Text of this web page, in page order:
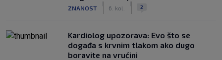
ZNANOST 6. kol. 2
Kardiolog upozorava: Evo što se
događa s krvnim tlakom ako dugo
boravite na vrućini